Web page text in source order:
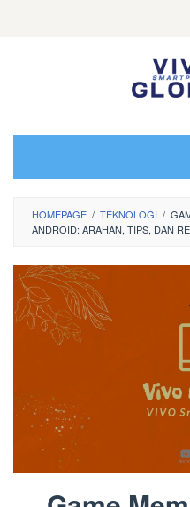
HOMEPAGE / TEKNOLOGI /
ANDROID: ARAHAN, TIPS, DAN